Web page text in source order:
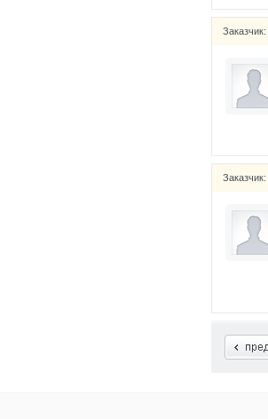
Заказчик:
Заказчик: